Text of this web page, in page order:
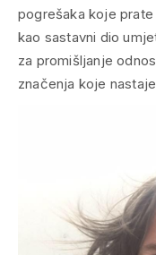
pogrešaka koje
kao sastavni dio
za promišljanje
značenja koje